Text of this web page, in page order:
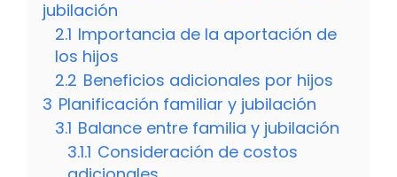
jubilación
2.1 Importancia de la aportación de
los hijos
2.2 Beneficios adicionales por hijos
3 Planificación familiar y jubilación
3.1 Balance entre familia y jubilación
3.1.1 Consideración de costos